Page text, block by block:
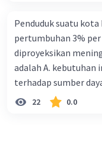
Penduduk suatu
pertumbuhan 3%
diproyeksikan
adalah A.
terhadap sumber
eksponensial
memengaruhi tata
22 0.0